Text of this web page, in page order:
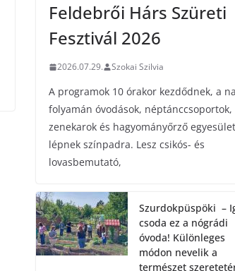
Feldebrői Hárs Szüreti
Fesztivál 2026
2026.07.29. Szokai Szilvia
A programok 10 órakor kezdődnek, a
folyamán óvodások, néptánccsoportok,
zenekarok és hagyományőrző
lépnek színpadra. Lesz csikós- és
lovasbemutató,
Szurdokpüspöki –
csoda ez a nógrádi
óvoda! Különleges
módon nevelik a
természet